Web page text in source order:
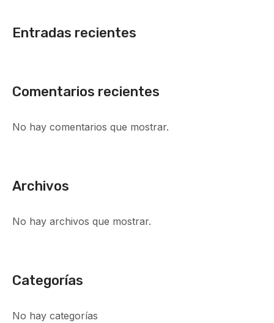
Entradas recientes
Comentarios recientes
No hay comentarios que mostrar.
Archivos
No hay archivos que mostrar.
Categorías
No hay categorías